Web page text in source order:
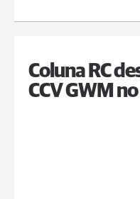
Coluna RC
CCV GWM